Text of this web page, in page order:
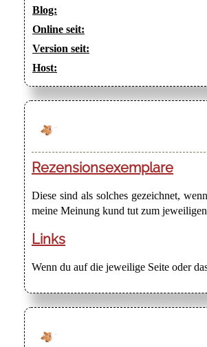
Blog:
Online seit:
Version seit:
Host:
Rezensionsexemplare
Diese sind als solches gezeichnet,
meine Meinung kund tut zum
Links
Wenn du auf die jeweilige Seite oder